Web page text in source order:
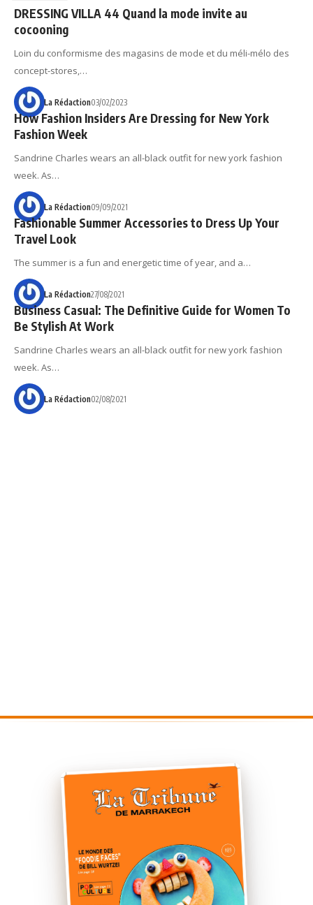
DRESSING VILLA 44 Quand la mode invite au
cocooning
Loin du conformisme des magasins de mode et du méli-mélo des
concept-stores,…
La Rédaction03/02/2023
How Fashion Insiders Are Dressing for New York
Fashion Week
Sandrine Charles wears an all-black outfit for new york fashion
week. As…
La Rédaction09/09/2021
Fashionable Summer Accessories to Dress Up Your
Travel Look
The summer is a fun and energetic time of year, and a…
La Rédaction27/08/2021
Business Casual: The Definitive Guide for Women To
Be Stylish At Work
Sandrine Charles wears an all-black outfit for new york fashion
week. As…
La Rédaction02/08/2021